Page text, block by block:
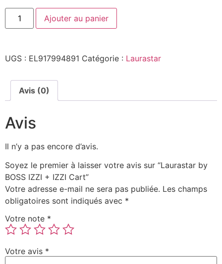
Ajouter au panier
UGS : EL917994891 Catégorie : Laurastar
Avis (0)
Avis
Il n’y a pas encore d’avis.
Soyez le premier à laisser votre avis sur “Laurastar by
BOSS IZZI + IZZI Cart”
Votre adresse e-mail ne sera pas publiée. Les champs
obligatoires sont indiqués avec *
Votre note *
Votre avis *